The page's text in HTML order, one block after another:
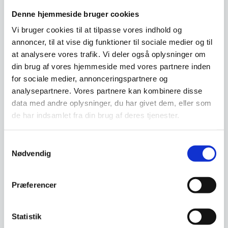
Denne hjemmeside bruger cookies
Vi bruger cookies til at tilpasse vores indhold og
annoncer, til at vise dig funktioner til sociale medier og til
at analysere vores trafik. Vi deler også oplysninger om
din brug af vores hjemmeside med vores partnere inden
for sociale medier, annonceringspartnere og
analysepartnere. Vores partnere kan kombinere disse
data med andre oplysninger, du har givet dem, eller som
de har indsamlet fra din brug af deres tjenester.
Nødvendig
Præferencer
Statistik
Lurch TANGO Saltkværn
Det er ofte de finesser, der gør
en ret speciel. Med TANGO Salt
kværn ved…
149,00 DKKDen
149,00 DKK.
Den
prisVi prismatcher
Tilbehørssæt til bord 5
dele, Hendi
Tilbehørssæt til bord 5 dele,
eddike…
126,00